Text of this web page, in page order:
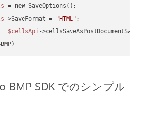
= new
->SaveFormat = "HTML"
= $cellsApi-
BMP SDK でのシンプル